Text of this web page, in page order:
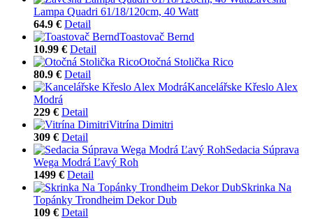
Lampa Quadri 61/18/120cm, 40 Watt
64.9 € Detail
Toastovač Bernd
10.99 € Detail
Otočná Stolička Rico
80.9 € Detail
Kancelářske Křeslo Alex
Modrá
229 € Detail
Vitrína Dimitri
309 € Detail
Sedacia Súprava
Wega Modrá Ľavý Roh
1499 € Detail
Skrinka Na
Topánky Trondheim Dekor Dub
109 € Detail